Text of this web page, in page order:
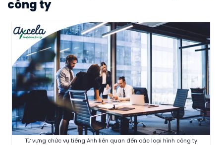
công ty
Từ vựng chức vụ tiếng Anh liên quan đến các loại hình công ty